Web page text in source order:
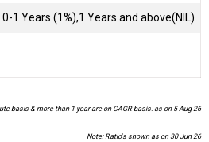
0-1 Years (1%),1 Years and above(NIL)
basis & more than 1 year are on CAGR basis. as on 5 Aug 26
Note: Ratio's shown as on 30 Jun 26